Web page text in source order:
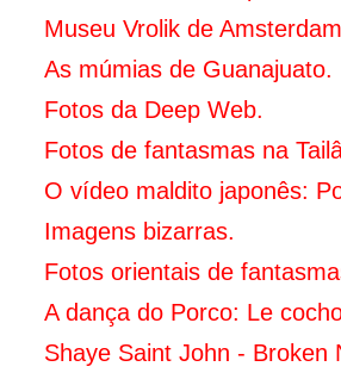
Museu Vrolik de
As múmias de Guanajuato.
Fotos da Deep Web.
Fotos de fantasmas na
O vídeo maldito japonês:
Imagens bizarras.
Fotos orientais de
A dança do Porco: Le
Shaye Saint John - Broken